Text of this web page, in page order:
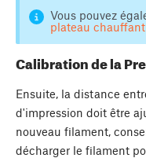
Vous pouvez
plateau
Calibration de la
Ensuite, la distance
d'impression doit être
nouveau filament,
décharger le filament